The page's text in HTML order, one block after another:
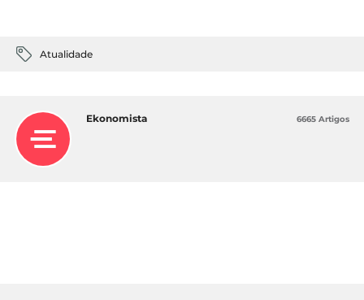
Atualidade
Ekonomista 6665 Artigos